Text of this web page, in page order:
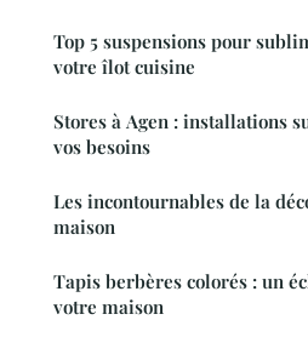
Top 5 suspensions pour
votre îlot cuisine
Stores à Agen : installations
vos besoins
Les incontournables de la
maison
Tapis berbères colorés : un
votre maison